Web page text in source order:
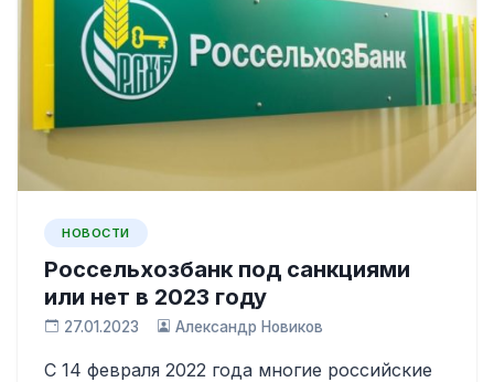
НОВОСТИ
Россельхозбанк под санкциями
или нет в 2023 году
27.01.2023 Александр Новиков
С 14 февраля 2022 года многие российские